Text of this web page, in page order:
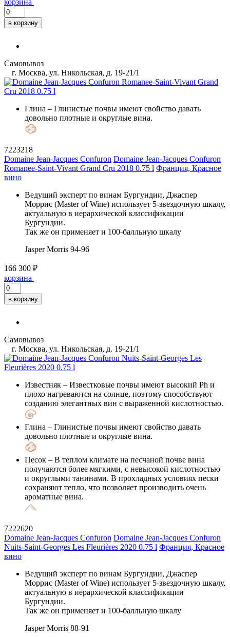
в корзину
Самовывоз
г. Москва, ул. Никольская, д. 19-21/1
Глина – Глинистые почвы имеют свойство давать
довольно плотные и округлые вина.
7223218
Domaine Jean-Jacques Confuron Domaine Jean-Jacques Confuron
Romanee-Saint-Vivant Grand Cru 2018 0.75 l Франция, Красное
вино
Ведущий эксперт по винам Бургундии, Джаспер
Моррис (Master of Wine) использует 5-звездочную шкалу,
актуальную в иерархической классификации
Бургундии.
Так же он применяет и 100-балльную шкалу
Jasper Morris 94-96
166 300 ₽
корзина
в корзину
Самовывоз
г. Москва, ул. Никольская, д. 19-21/1
Известняк – Известковые почвы имеют высокий Ph и
плохо нагреваются на солнце, поэтому способствуют
созданию элегантных вин с выраженной кислотностью.
Глина – Глинистые почвы имеют свойство давать
довольно плотные и округлые вина.
Песок – В теплом климате на песчаной почве вина
получаются более мягкими, с невысокой кислотностью
и округлыми танинами. В прохладных условиях пески
сохраняют тепло, что позволяет производить очень
ароматные вина.
7222620
Domaine Jean-Jacques Confuron Domaine Jean-Jacques Confuron
Nuits-Saint-Georges Les Fleurières 2020 0.75 l Франция, Красное
вино
Ведущий эксперт по винам Бургундии, Джаспер
Моррис (Master of Wine) использует 5-звездочную шкалу,
актуальную в иерархической классификации
Бургундии.
Так же он применяет и 100-балльную шкалу
Jasper Morris 88-91